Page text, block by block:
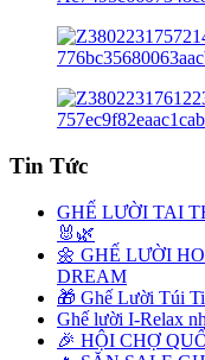
Tin Tức
GHẾ LƯỜI TAI
🐰🌿
🌼 GHẾ LƯỜI
DREAM
🎁 Ghế Lười Túi
Ghế lười I-Relax
🎉 HỘI CHỢ